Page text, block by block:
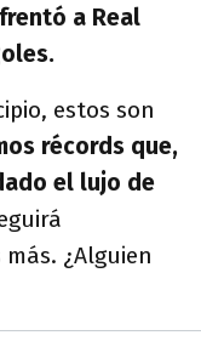
a Real
estos son
récords que,
el lujo de
¿Alguien